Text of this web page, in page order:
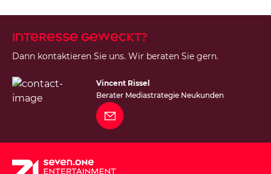
Interesse geweckt?
Dann kontaktieren Sie uns. Wir beraten Sie gern.
Vincent Rissel
Berater Mediastrategie Neukunden